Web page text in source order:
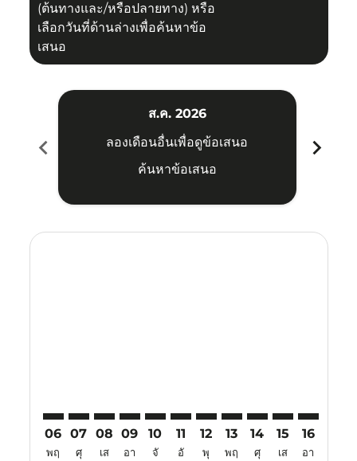
(ต้นทางและ/หรือปลายทาง) หรือ
เลือกวันที่ด้านล่างเพื่อค้นหาข้อ
เสนอ
chevron_left
ส.ค. 2026
ลองเดือนอื่นเพื่อดูข้อเสนอ
ค้นหาข้อเสนอ
chevron_right
06
พฤ
07
ศุ
08
เส
09
อา
10
จั
11
อั
12
พุ
13
พฤ
14
ศุ
15
เส
16
อา